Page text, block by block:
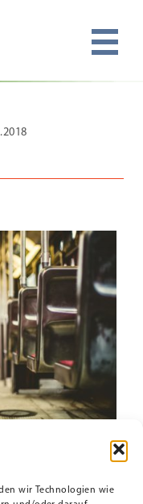
wir Technologien wie